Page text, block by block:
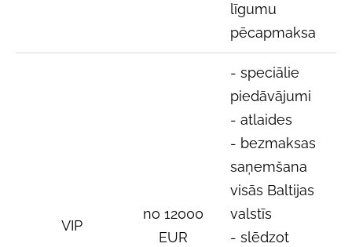
līgumu
pēcapmaksa
VIP
no 12000
EUR
- speciālie
piedāvājumi
- atlaides
- bezmaksas
saņemšana
visās Baltijas
valstīs
- slēdzot